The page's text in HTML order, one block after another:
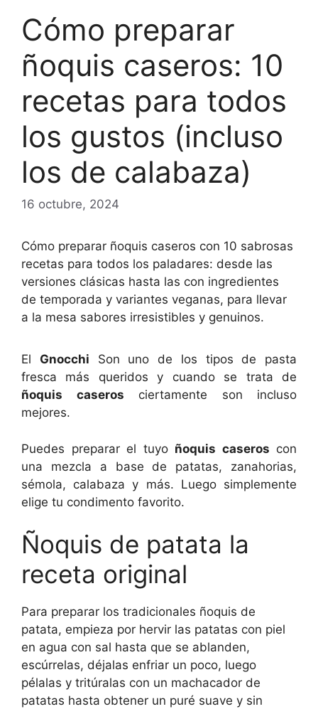
Cómo preparar
ñoquis caseros: 10
recetas para todos
los gustos (incluso
los de calabaza)
16 octubre, 2024
Cómo preparar ñoquis caseros con 10 sabrosas
recetas para todos los paladares: desde las
versiones clásicas hasta las con ingredientes
de temporada y variantes veganas, para llevar
a la mesa sabores irresistibles y genuinos.
El Gnocchi Son uno de los tipos de pasta
fresca más queridos y cuando se trata de
ñoquis caseros ciertamente son incluso
mejores.
Puedes preparar el tuyo ñoquis caseros con
una mezcla a base de patatas, zanahorias,
sémola, calabaza y más. Luego simplemente
elige tu condimento favorito.
Ñoquis de patata la
receta original
Para preparar los tradicionales ñoquis de
patata, empieza por hervir las patatas con piel
en agua con sal hasta que se ablanden,
escúrrelas, déjalas enfriar un poco, luego
pélalas y tritúralas con un machacador de
patatas hasta obtener un puré suave y sin